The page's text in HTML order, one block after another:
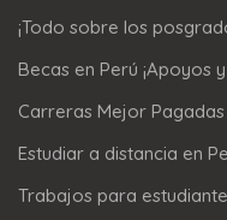
¡Todo sobre los
Becas en Perú ¡Apoyos
Carreras Mejor
Estudiar a distancia en
Trabajos para